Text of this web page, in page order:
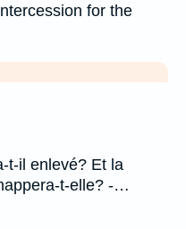
for the
t-il enlevé? Et la
t-elle? -…